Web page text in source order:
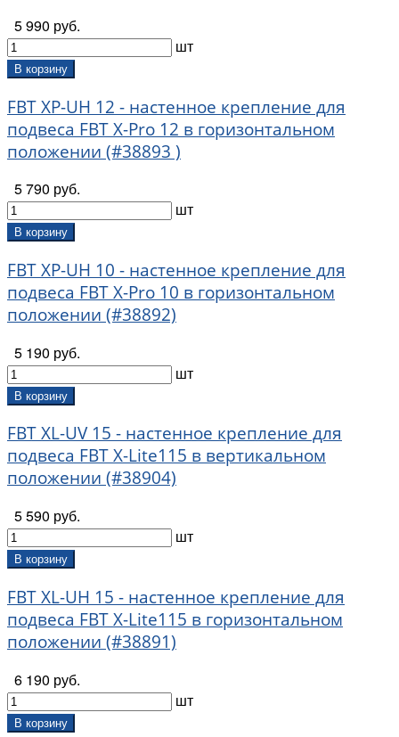
5 990 руб.
шт
В корзину
FBT XP-UH 12 - настенное крепление для
подвеса FBT X-Pro 12 в горизонтальном
положении (#38893 )
5 790 руб.
шт
В корзину
FBT XP-UH 10 - настенное крепление для
подвеса FBT X-Pro 10 в горизонтальном
положении (#38892)
5 190 руб.
шт
В корзину
FBT XL-UV 15 - настенное крепление для
подвеса FBT X-Lite115 в вертикальном
положении (#38904)
5 590 руб.
шт
В корзину
FBT XL-UH 15 - настенное крепление для
подвеса FBT X-Lite115 в горизонтальном
положении (#38891)
6 190 руб.
шт
В корзину